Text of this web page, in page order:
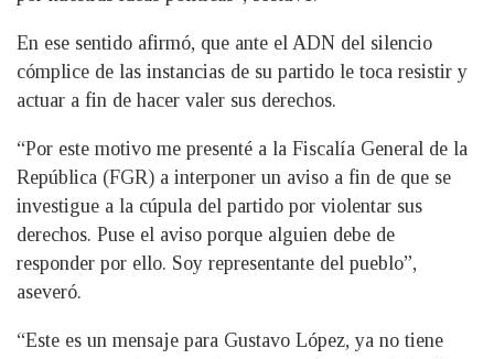
En ese sentido afirmó, que ante el ADN del silencio
cómplice de las instancias de su partido le toca resistir y
actuar a fin de hacer valer sus derechos.
“Por este motivo me presenté a la Fiscalía General de la
República (FGR) a interponer un aviso a fin de que se
investigue a la cúpula del partido por violentar sus
derechos. Puse el aviso porque alguien debe de
responder por ello. Soy representante del pueblo”,
aseveró.
“Este es un mensaje para Gustavo López, ya no tiene